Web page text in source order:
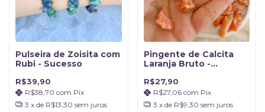
Pulseira de Zoisita com
Rubi - Sucesso
R$39,90
R$38,70 com Pix
3 x de R$13,30 sem juros
Pingente de Calcita
Laranja Bruto -
R$27,90
R$27,06 com Pix
3 x de R$9,30 sem juros